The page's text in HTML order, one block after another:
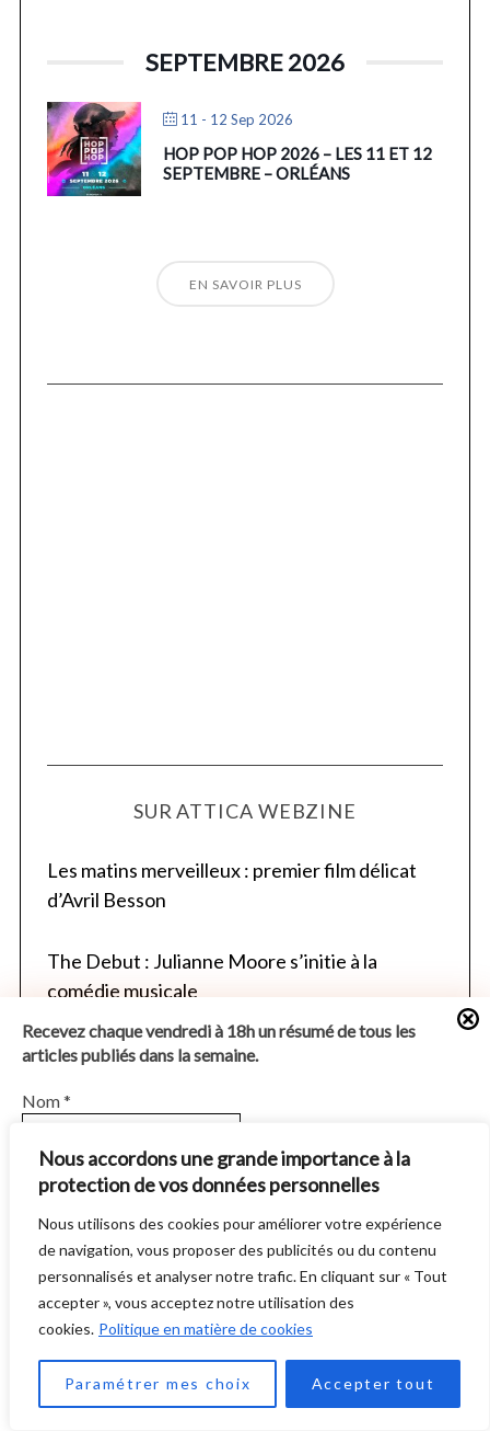
Nous accordons une grande importance à la
protection de vos données personnelles
Nous utilisons des cookies pour améliorer votre expérience
de navigation, vous proposer des publicités ou du contenu
personnalisés et analyser notre trafic. En cliquant sur « Tout
accepter », vous acceptez notre utilisation des
cookies. Politique en matière de cookies
Paramétrer mes choix Accepter tout
Recevez chaque vendredi à 18h un résumé de tous les
articles publiés dans la semaine.
Nom*
E-mail*
En vous abonnant vous acceptez notre
Politique de
confidentialité
J'accepte
SEPTEMBRE 2026
11 - 12 Sep 2026
HOP POP HOP 2026 – LES 11 ET 12
SEPTEMBRE – ORLÉANS
EN SAVOIR PLUS
SUR ATTICA WEBZINE
Les matins merveilleux : premier film délicat
d’Avril Besson
The Debut : Julianne Moore s’initie à la
comédie musicale
Sa Majesté des Mouches : sauvagerie sublime
Recevez chaque vendredi à 18h un
résumé de tous les articles publiés dans la
semaine.
E-mail*